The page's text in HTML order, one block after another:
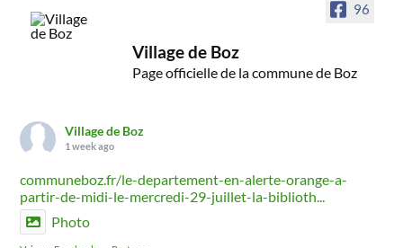
96
Village de Boz
Page officielle de la commune de Boz
Village de Boz
1 week ago
communeboz.fr/le-departement-en-alerte-orange-a-
partir-de-midi-le-mercredi-29-juillet-la-biblioth...
Photo